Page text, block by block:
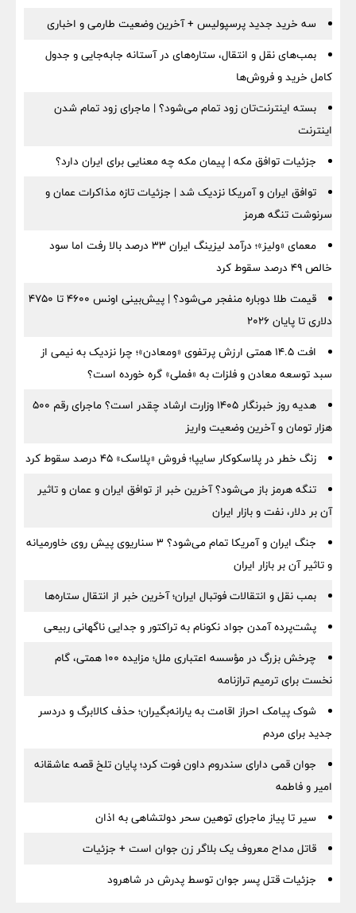
سه خرید جدید پرسپولیس + آخرین وضعیت طارمی و اخباری
بمب‌های نقل و انتقال، ستاره‌های در آستانه جابه‌جایی و جدول
کامل خرید و فروش‌ها
بسته اینترنت‌تان زود تمام می‌شود؟ | ماجرای زود تمام شدن
اینترنت
جزئیات توافق مکه | پیمان مکه چه معنایی برای ایران دارد؟
توافق ایران و آمریکا نزدیک شد | جزئیات تازه مذاکرات عمان و
سرنوشت تنگه هرمز
معمای «ولیز»؛ درآمد لیزینگ ایران ۳۳ درصد بالا رفت اما سود
خالص ۴۹ درصد سقوط کرد
قیمت طلا دوباره منفجر می‌شود؟ | پیش‌بینی اونس ۴۶۰۰ تا ۴۷۵۰
دلاری تا پایان ۲۰۲۶
افت ۱۴.۵ همتی ارزش پرتفوی «ومعادن»؛ چرا نزدیک به نیمی از
سبد توسعه معادن و فلزات به «فملی» گره خورده است؟
هدیه روز خبرنگار ۱۴۰۵ وزارت ارشاد چقدر است؟ ماجرای رقم ۵۰۰
هزار تومان و آخرین وضعیت واریز
زنگ خطر در پلاسکوکار سایپا؛ فروش «پلاسک» ۴۵ درصد سقوط کرد
تنگه هرمز باز می‌شود؟ آخرین خبر از توافق ایران و عمان و تاثیر
آن بر دلار، نفت و بازار ایران
جنگ ایران و آمریکا تمام می‌شود؟ ۳ سناریوی پیش روی خاورمیانه
و تاثیر آن بر بازار ایران
بمب نقل‌ و انتقالات فوتبال ایران؛ آخرین خبر از انتقال ستاره‌ها
پشت‌پرده آمدن جواد نکونام به تراکتور و جدایی ناگهانی ربیعی
چرخش بزرگ در مؤسسه اعتباری ملل؛ مزایده ۱۰۰ همتی، گام
نخست برای ترمیم ترازنامه
شوک پیامک احراز اقامت به یارانه‌بگیران؛ حذف کالابرگ و دردسر
جدید برای مردم
جوان قمی دارای سندروم داون فوت کرد؛ پایان تلخ قصه عاشقانه
امیر و فاطمه
سیر تا پیاز ماجرای توهین سحر دولتشاهی به اذان
قاتل مداح معروف یک بلاگر زن جوان است + جزئیات
جزئیات قتل پسر جوان توسط پدرش در شاهرود